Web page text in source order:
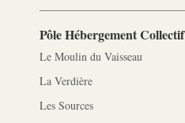
Pôle Hébergement Collectif
Le Moulin du Vaisseau
La Verdière
Les Sources